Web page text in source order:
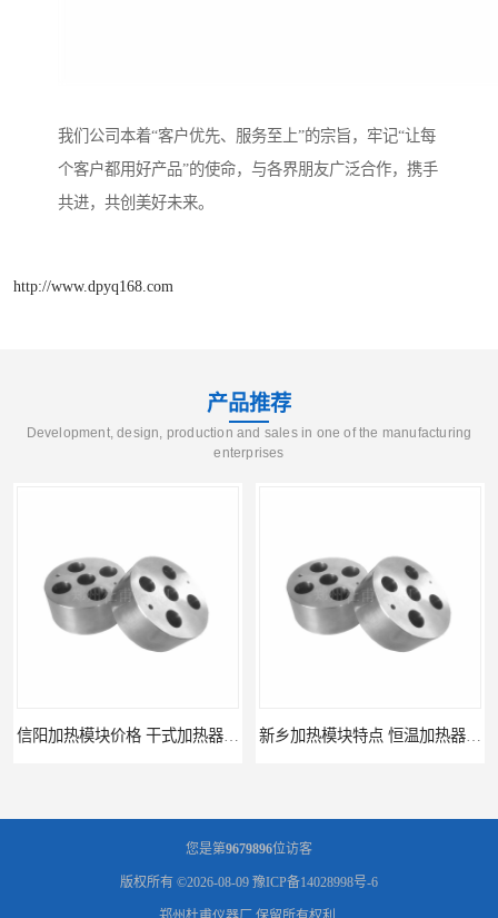
我们公司本着“客户优先、服务至上”的宗旨，牢记“让每
个客户都用好产品”的使命，与各界朋友广泛合作，携手
共进，共创美好未来。
http://www.dpyq168.com
产品推荐
Development, design, production and sales in one of the manufacturing
enterprises
新乡加热模块报价 恒温加热器
您是第9679896位访客
版权所有 ©2026-08-09 豫ICP备14028998号-6